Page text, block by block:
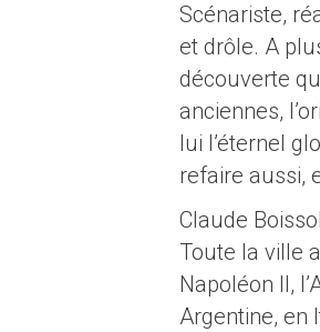
Scénariste,
et drôle. A
découverte
anciennes,
lui l’éternel
refaire aussi,
Claude
Toute la ville
Napoléon II,
Argentine, en